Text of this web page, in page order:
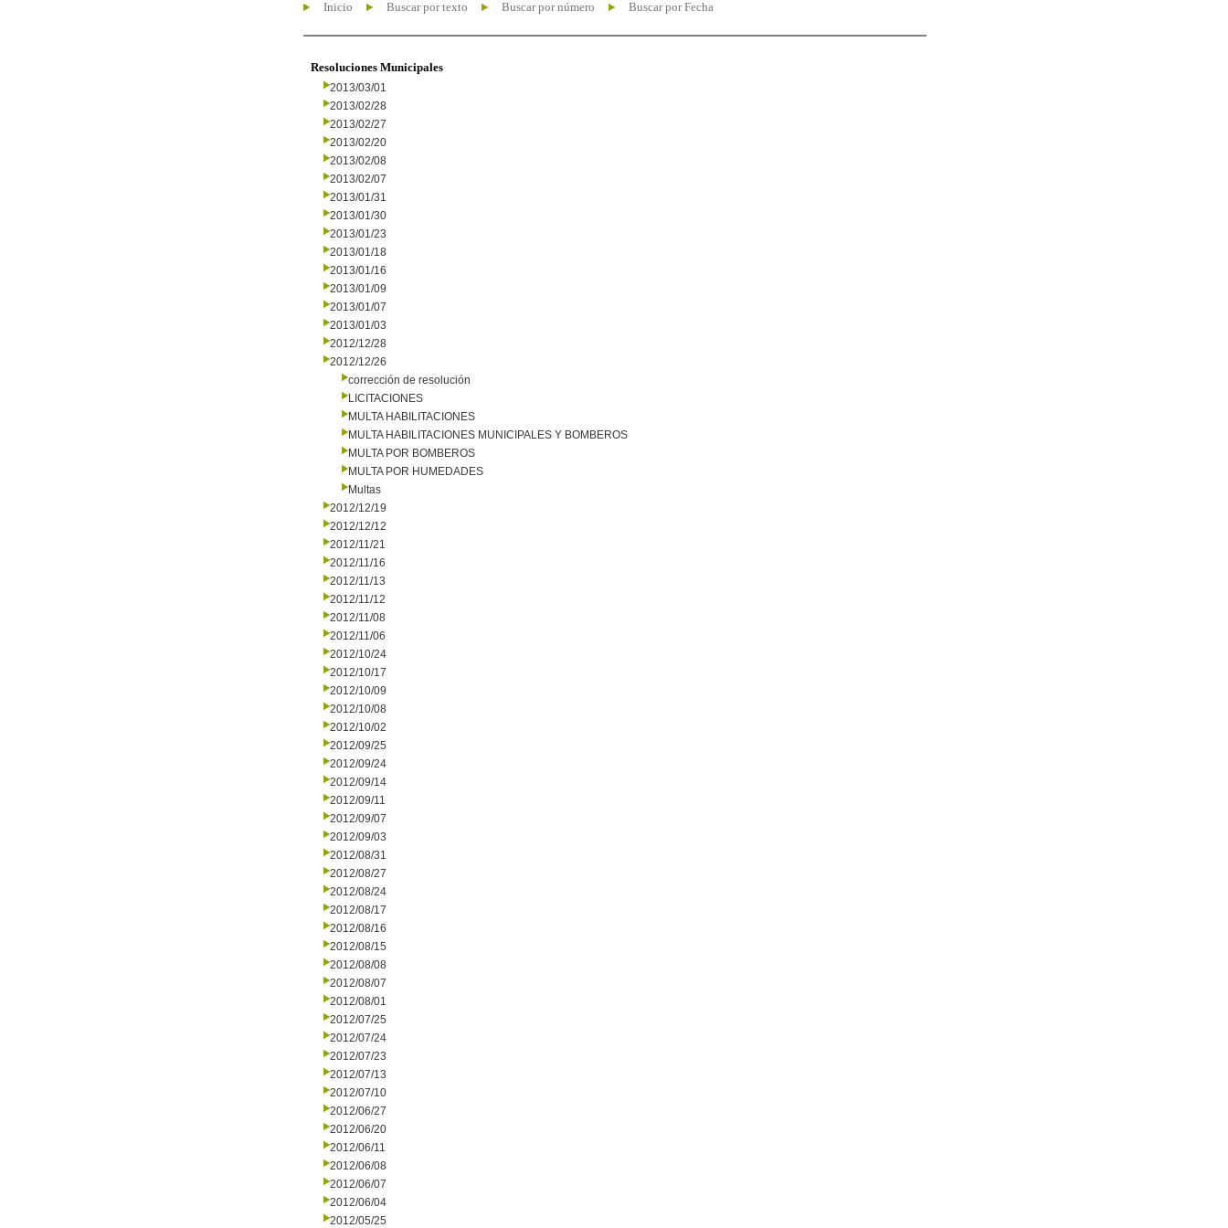
Inicio Buscar por texto Buscar por número Buscar por Fecha
Resoluciones Municipales
2013/03/01
2013/02/28
2013/02/27
2013/02/20
2013/02/08
2013/02/07
2013/01/31
2013/01/30
2013/01/23
2013/01/18
2013/01/16
2013/01/09
2013/01/07
2013/01/03
2012/12/28
2012/12/26
corrección de resolución
LICITACIONES
MULTA HABILITACIONES
MULTA HABILITACIONES MUNICIPALES Y BOMBEROS
MULTA POR BOMBEROS
MULTA POR HUMEDADES
Multas
2012/12/19
2012/12/12
2012/11/21
2012/11/16
2012/11/13
2012/11/12
2012/11/08
2012/11/06
2012/10/24
2012/10/17
2012/10/09
2012/10/08
2012/10/02
2012/09/25
2012/09/24
2012/09/14
2012/09/11
2012/09/07
2012/09/03
2012/08/31
2012/08/27
2012/08/24
2012/08/17
2012/08/16
2012/08/15
2012/08/08
2012/08/07
2012/08/01
2012/07/25
2012/07/24
2012/07/23
2012/07/13
2012/07/10
2012/06/27
2012/06/20
2012/06/11
2012/06/08
2012/06/07
2012/06/04
2012/05/25